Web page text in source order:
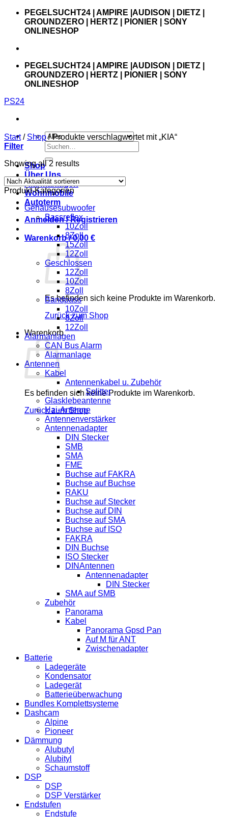
Zum
springen
PEGELSUCHT24 | AMPIRE |AUDISON | DIETZ |
GROUNDZERO | HERTZ | PIONIER | SONY
ONLINESHOP
PEGELSUCHT24 | AMPIRE |AUDISON | DIETZ |
GROUNDZERO | HERTZ | PIONIER | SONY
ONLINESHOP
PS24
Suchen
nach:
Shop
Über Uns
Alarmanlagen
Wohnmobile
Autoterm
Anmelden / Registrieren
Warenkorb /0,00 €
Es befinden sich keine Produkte im Warenkorb.
Zurück zum Shop
Warenkorb
Es befinden sich keine Produkte im Warenkorb.
Zurück zum Shop
Start / Shop /Produkte verschlagwortet mit „KIA“
Filter
Showing all 2 results
Produkt-Kategorien
Gehäusesubwoofer
Bassreflex
10Zoll
8Zoll
15Zoll
12Zoll
Geschlossen
12Zoll
10Zoll
8Zoll
Bandpass
10Zoll
8Zoll
12Zoll
Alarmanlagen
CAN Bus Alarm
Alarmanlage
Antennen
Kabel
Antennenkabel u. Zubehör
Splitter
Glasklebeantenne
Hai-Antenne
Antennenverstärker
Antennenadapter
DIN Stecker
SMB
SMA
FME
Buchse auf FAKRA
Buchse auf Buchse
RAKU
Buchse auf Stecker
Buchse auf DIN
Buchse auf SMA
Buchse auf ISO
FAKRA
DIN Buchse
ISO Stecker
DINAntennen
Antennenadapter
DIN Stecker
SMA auf SMB
Zubehör
Panorama
Kabel
Panorama Gpsd Pan
Auf M für ANT
Zwischenadapter
Batterie
Ladegeräte
Kondensator
Ladegerät
Batterieüberwachung
Bundles Komplettsysteme
Dashcam
Alpine
Pioneer
Dämmung
Alubutyl
Alubityl
Schaumstoff
DSP
DSP
DSP Verstärker
Endstufen
Endstufe